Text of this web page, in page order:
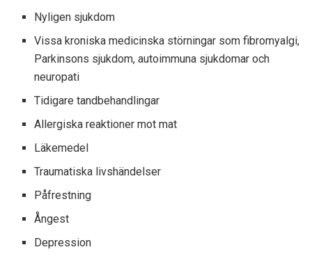
Nyligen sjukdom
Vissa kroniska medicinska störningar som fibromyalgi,
Parkinsons sjukdom, autoimmuna sjukdomar och
neuropati
Tidigare tandbehandlingar
Allergiska reaktioner mot mat
Läkemedel
Traumatiska livshändelser
Påfrestning
Ångest
Depression